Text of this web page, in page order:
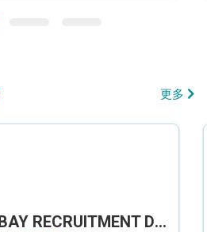
更多
THE REPULSE BAY RECRUITMENT DAY 淺水灣影灣園人才招聘會